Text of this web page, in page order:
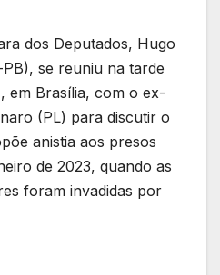
dos Deputados, Hugo
se reuniu na tarde
em Brasília, com o ex-
(PL) para discutir o
anistia aos presos
de 2023, quando as
foram invadidas por